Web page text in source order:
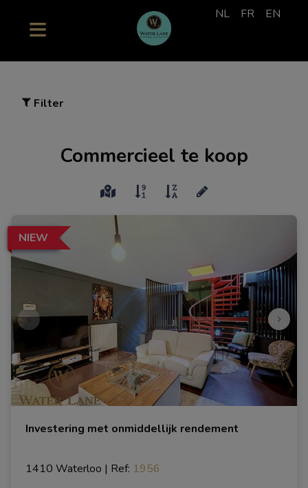
NL FR EN
Filter
Commercieel te koop
NIEW
Investering met onmiddellijk rendement
1410 Waterloo | Ref: 1956